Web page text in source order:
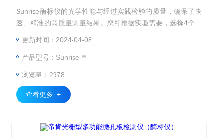
Sunrise酶标仪的光学性能与经过实践检验的质量，确保了快
速、精准的高质量测量结果。您可根据实验需要，选择4个滤
制模块，以及条码扫描配件。
更新时间：2024-04-08
产品型号：Sunrise™
浏览量：2978
查看更多 +